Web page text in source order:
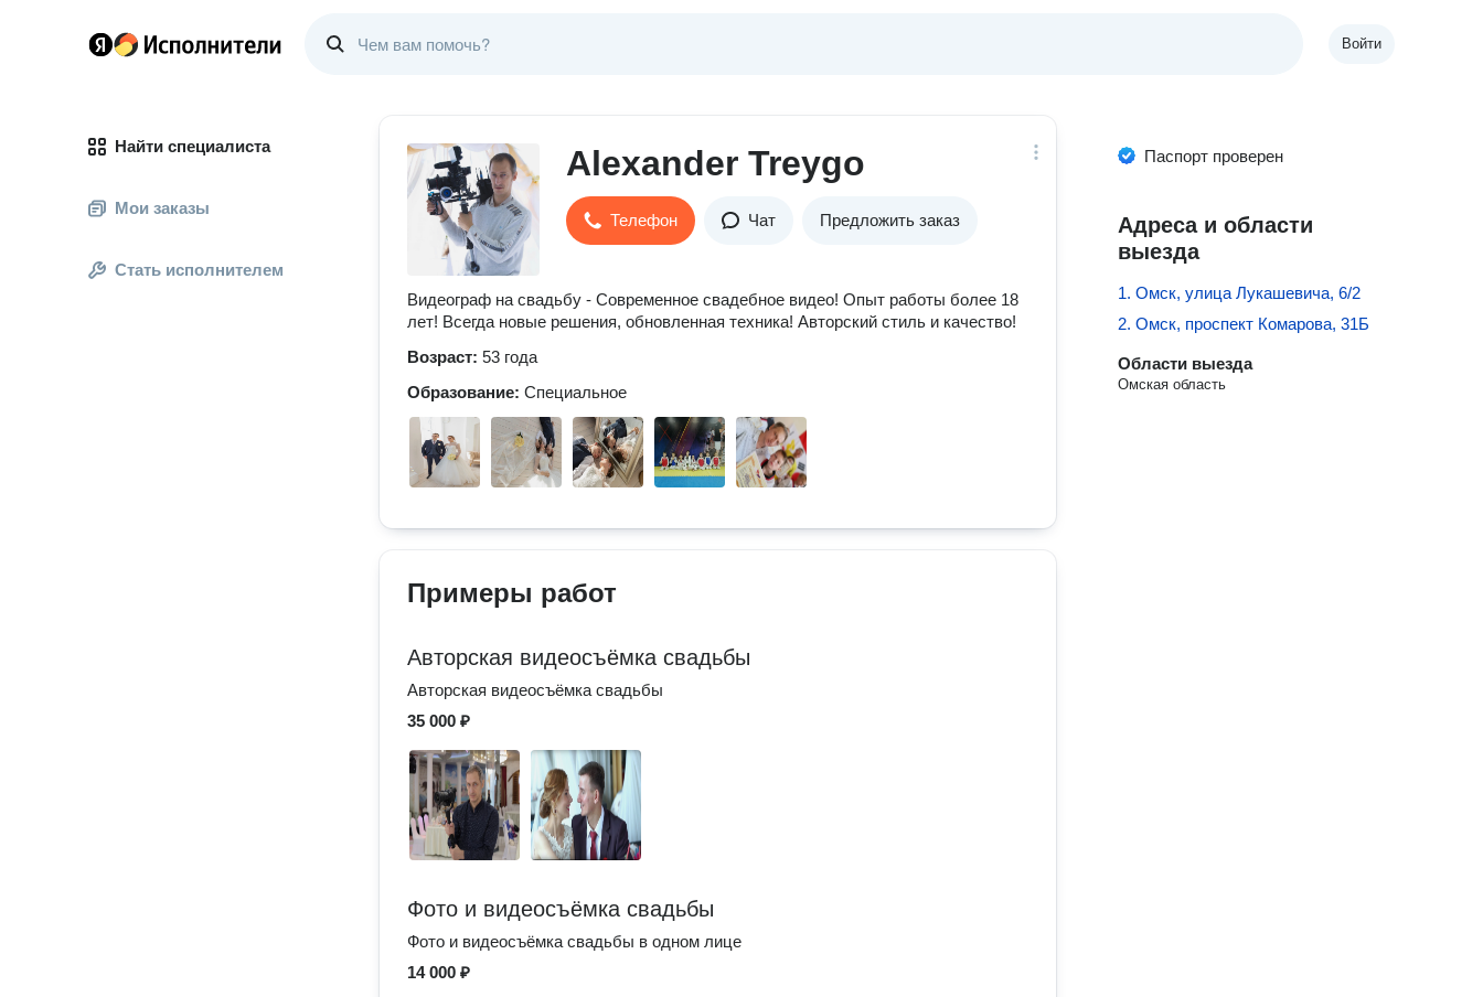
Войти
Найти специалиста
Мои заказы
Стать исполнителем
Alexander Treygo
Телефон Чат Предложить заказ
Видеограф на свадьбу - Современное свадебное видео! Опыт работы более 18
лет! Всегда новые решения, обновленная техника! Авторский стиль и качество!
Возраст: 53 года
Образование: Специальное
Примеры работ
Авторская видеосъёмка свадьбы
Авторская видеосъёмка свадьбы
35 000 ₽
Фото и видеосъёмка свадьбы
Фото и видеосъёмка свадьбы в одном лице
14 000 ₽
Паспорт проверен
Адреса и области
выезда
1. Омск, улица Лукашевича, 6/2
2. Омск, проспект Комарова, 31Б
Области выезда
Омская область